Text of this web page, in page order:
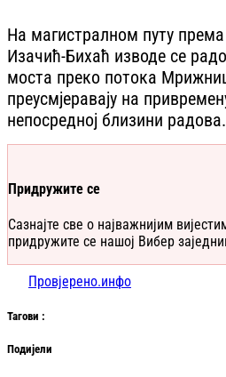
На магистралном путу
Изачић-Бихаћ изводе се
моста преко потока
преусмјеравају на
непосредној близини радова.
Придружите се
Сазнајте све о најважнијим
придружите се нашој Вибер
Провјерено.инфо
Тагови :
Подијели